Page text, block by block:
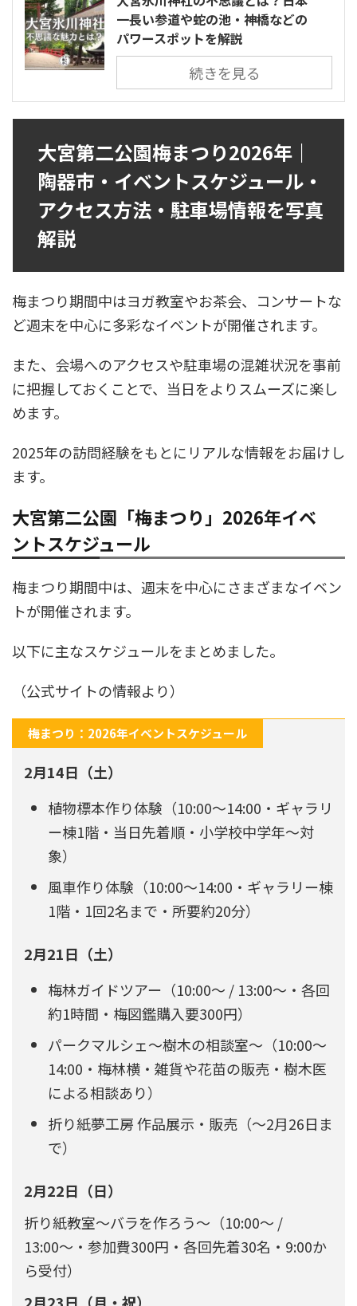
一長い参道や蛇の池・神橋などの
パワースポットを解説
続きを見る
大宮第二公園梅まつり2026年｜
陶器市・イベントスケジュール・
アクセス方法・駐車場情報を写真
解説
梅まつり期間中はヨガ教室やお茶会、コンサートな
ど週末を中心に多彩なイベントが開催されます。
また、会場へのアクセスや駐車場の混雑状況を事前
に把握しておくことで、当日をよりスムーズに楽し
めます。
2025年の訪問経験をもとにリアルな情報をお届けし
ます。
大宮第二公園「梅まつり」2026年イベ
ントスケジュール
梅まつり期間中は、週末を中心にさまざまなイベン
トが開催されます。
以下に主なスケジュールをまとめました。
（公式サイトの情報より）
梅まつり：2026年イベントスケジュール
2月14日（土）
植物標本作り体験（10:00〜14:00・ギャラリ
ー棟1階・当日先着順・小学校中学年〜対
象）
風車作り体験（10:00〜14:00・ギャラリー棟
1階・1回2名まで・所要約20分）
2月21日（土）
梅林ガイドツアー（10:00〜 / 13:00〜・各回
約1時間・梅図鑑購入要300円）
パークマルシェ〜樹木の相談室〜（10:00〜
14:00・梅林横・雑貨や花苗の販売・樹木医
による相談あり）
折り紙夢工房 作品展示・販売（〜2月26日ま
で）
2月22日（日）
折り紙教室〜バラを作ろう〜（10:00〜 /
13:00〜・参加費300円・各回先着30名・9:00か
ら受付）